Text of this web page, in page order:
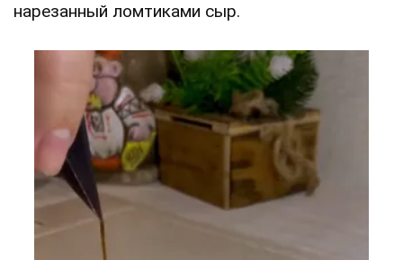
нарезанный ломтиками сыр.